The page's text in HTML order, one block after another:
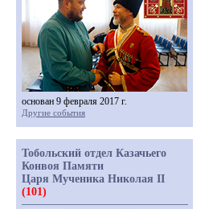
основан 9 февраля 2017 г.
Другие события
Тобольский отдел Казачьего
Конвоя Памяти
Царя Мученика Николая II
(101)